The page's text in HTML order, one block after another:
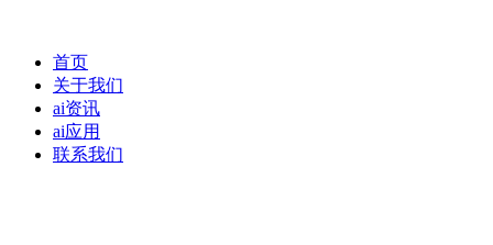
首页
关于我们
ai资讯
ai应用
联系我们